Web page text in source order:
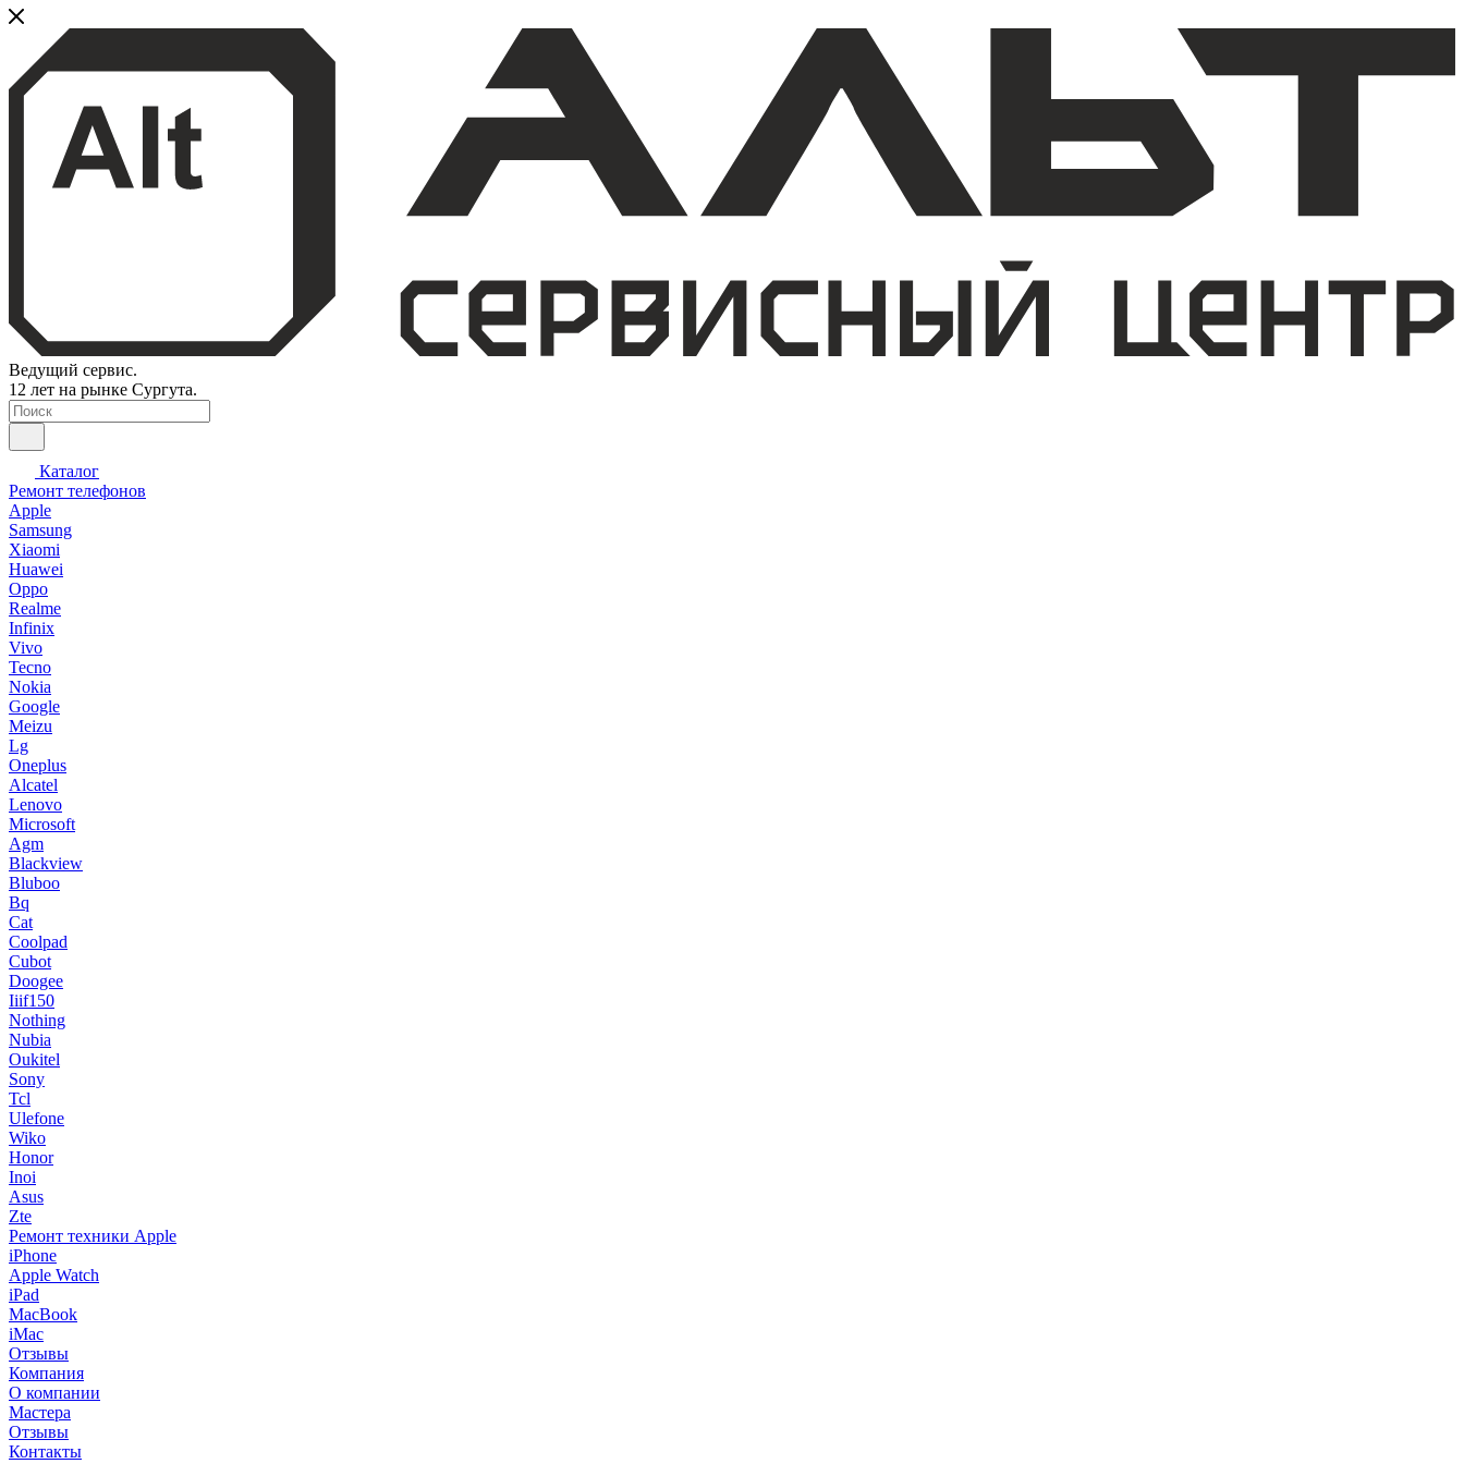
Ведущий сервис.
12 лет на рынке Сургута.
Каталог
Ремонт телефонов
Apple
Samsung
Xiaomi
Huawei
Oppo
Realme
Infinix
Vivo
Tecno
Nokia
Google
Meizu
Lg
Oneplus
Alcatel
Lenovo
Microsoft
Agm
Blackview
Bluboo
Bq
Cat
Coolpad
Cubot
Doogee
Iiif150
Nothing
Nubia
Oukitel
Sony
Tcl
Ulefone
Wiko
Honor
Inoi
Asus
Zte
Ремонт техники Apple
iPhone
Apple Watch
iPad
MacBook
iMac
Отзывы
Компания
О компании
Мастера
Отзывы
Контакты